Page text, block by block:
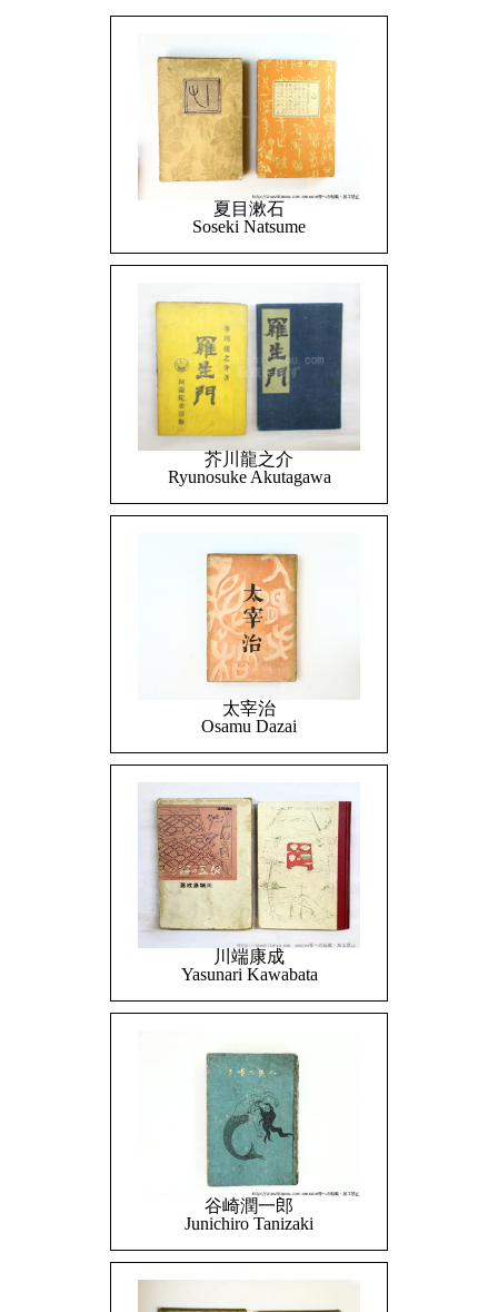
夏目漱石
Soseki Natsume
芥川龍之介
Ryunosuke Akutagawa
太宰治
Osamu Dazai
川端康成
Yasunari Kawabata
谷崎潤一郎
Junichiro Tanizaki